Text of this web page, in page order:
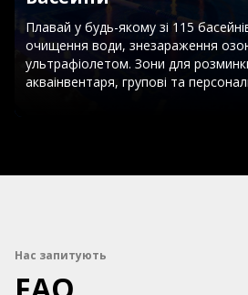
Плавай у будь-якому зі 115
очищення води, знезараження
ультрафіолетом. Зони для
акваінвентаря, групові та
Нас запитують